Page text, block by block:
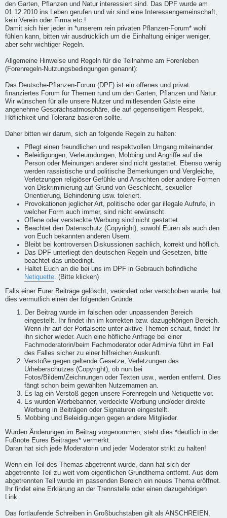
den Garten, Pflanzen und Natur interessiert sind. Das DPF wurde am
01.12.2010 ins Leben gerufen und wir sind eine Interessengemeinschaft,
kein Verein oder Firma etc.!
Damit sich hier jeder in *unserem rein privaten Pflanzen-Forum* wohl
fühlen kann, bitten wir ausdrücklich um die Einhaltung einiger weniger,
aber sehr wichtiger Regeln.
Allgemeine Hinweise und Regeln für die Teilnahme am Forenleben
(Forenregeln-Nutzungsbedingungen genannt):
Das Deutsche-Pflanzen-Forum (DPF) ist ein offenes und privat
finanziertes Forum für Themen rund um den Garten, Pflanzen und Natur.
Wir wünschen für alle unsere Nutzer und mitlesenden Gäste eine
angenehme Gesprächsatmosphäre, die auf gegenseitigem Respekt,
Höflichkeit und Toleranz basieren sollte.
Daher bitten wir darum, sich an folgende Regeln zu halten:
Pflegt einen freundlichen und respektvollen Umgang miteinander.
Beleidigungen, Verleumdungen, Mobbing und Angriffe auf die
Person oder Meinungen anderer sind nicht gestattet. Ebenso wenig
werden rassistische und politische Bemerkungen und Vergleiche,
Verletzungen religiöser Gefühle und Ansichten oder andere Formen
von Diskriminierung auf Grund von Geschlecht, sexueller
Orientierung, Behinderung usw. toleriert.
Provokationen jeglicher Art, politische oder gar illegale Aufrufe, in
welcher Form auch immer, sind nicht erwünscht.
Offene oder versteckte Werbung sind nicht gestattet.
Beachtet den Datenschutz (Copyright), sowohl Euren als auch den
von Euch bekannten anderen Usern.
Bleibt bei kontroversen Diskussionen sachlich, korrekt und höflich.
Das DPF unterliegt den deutschen Regeln und Gesetzen, bitte
beachtet das unbedingt.
Haltet Euch an die bei uns im DPF in Gebrauch befindliche
Netiquette. (Bitte klicken)
Falls einer Eurer Beiträge gelöscht, verändert oder verschoben wurde, hat
dies vermutlich einen der folgenden Gründe:
Der Beitrag wurde im falschen oder unpassenden Bereich
eingestellt. Ihr findet ihn im korrekten bzw. dazugehörigen Bereich.
Wenn ihr auf der Portalseite unter aktive Themen schaut, findet Ihr
ihn sicher wieder. Auch eine höfliche Anfrage bei einer
Fachmoderatorin/beim Fachmoderator oder Admin/a führt im Fall
des Falles sicher zu einer hilfreichen Auskunft.
Verstöße gegen geltende Gesetze, Verletzungen des
Urheberschutzes (Copyright), ob nun bei
Fotos/Bildern/Zeichnungen oder Texten usw., werden entfernt. Dies
fängt schon beim gewählten Nutzernamen an.
Es lag ein Verstoß gegen unsere Forenregeln und Netiquette vor.
Es wurden Werbebanner, verdeckte Werbung und/oder direkte
Werbung in Beiträgen oder Signaturen eingestellt.
Mobbing und Beleidigungen gegen andere Mitglieder.
Wurden Änderungen im Beitrag vorgenommen, steht dies *deutlich in der
Fußnote Eures Beitrages* vermerkt.
Daran hat sich jede Moderatorin und jeder Moderator strikt zu halten!
Wenn ein Teil des Themas abgetrennt wurde, dann hat sich der
abgetrennte Teil zu weit vom eigentlichen Grundthema entfernt. Aus dem
abgetrennten Teil wurde im passenden Bereich ein neues Thema eröffnet.
Ihr findet eine Erklärung an der Trennstelle oder einen dazugehörigen
Link.
Das fortlaufende Schreiben in Großbuchstaben gilt als ANSCHREIEN,